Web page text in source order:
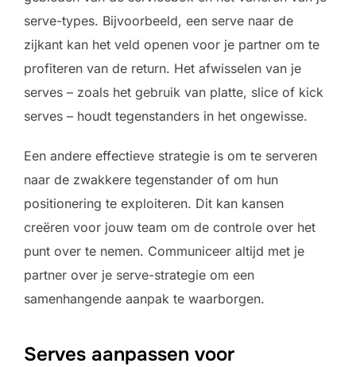
serve-types. Bijvoorbeeld, een serve naar de
zijkant kan het veld openen voor je partner om te
profiteren van de return. Het afwisselen van je
serves – zoals het gebruik van platte, slice of kick
serves – houdt tegenstanders in het ongewisse.
Een andere effectieve strategie is om te serveren
naar de zwakkere tegenstander of om hun
positionering te exploiteren. Dit kan kansen
creëren voor jouw team om de controle over het
punt over te nemen. Communiceer altijd met je
partner over je serve-strategie om een
samenhangende aanpak te waarborgen.
Serves aanpassen voor